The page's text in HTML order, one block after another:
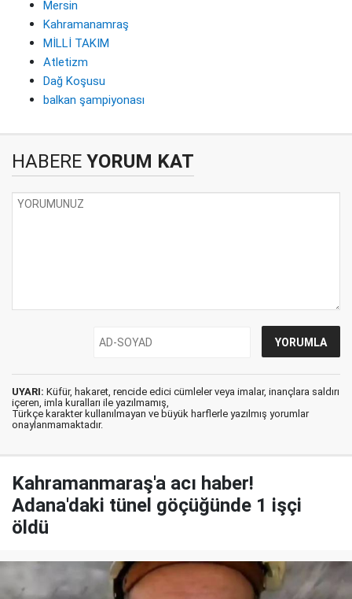
Mersin
Kahramanamraş
MİLLİ TAKIM
Atletizm
Dağ Koşusu
balkan şampiyonası
HABERE YORUM KAT
UYARI: Küfür, hakaret, rencide edici cümleler veya imalar, inançlara saldırı
içeren, imla kuralları ile yazılmamış,
Türkçe karakter kullanılmayan ve büyük harflerle yazılmış yorumlar
onaylanmamaktadır.
Kahramanmaraş'a acı haber!
Adana'daki tünel göçüğünde 1 işçi
öldü